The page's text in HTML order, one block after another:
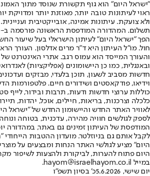
"ישראל היום" הוא גוף תקשורת שנוסד מתוך
ראוי לעיתונות טובה יותר, מאוזנת יותר ומדויקת
ולא צועקת. עיתונות אמינה, אובייקטיבית
הפך "ישראל היום" לעיתון הישראלי בעל שיעור
חול. מו"ל העיתון היא ד"ר מרים אדלסון. העורך
והעורך המייסד הוא עמוס רגב. אתרי האינטרנט
חדשות מסביב לשעון, תוכן בלעדי, מבזקים
וידיאו, פודקאסטים ושידורים חיים. פלטפורמות
כוללות ערוצי חדשות ודעות, תרבות ובידור, לייף
לאוויר האתר החדש והיישומון החדש של "ישראל
לספק לגולשים חוויה מהירה, עדכנית, בטוחה
המודפסת של העיתון זמינים גם באתר, במהדורה
לקבל אותם גם בניוזלטר. מועדון ההטבות
היום" מציע לגולשי האתר הנחות ומבצעים על
היום פתוח להערות, לביקורת ולהצעות לשיפור
במייל hayom@israelhayom.co.il.
יום שישי, 5.6.2026
כ' בסיון תשפ"ו